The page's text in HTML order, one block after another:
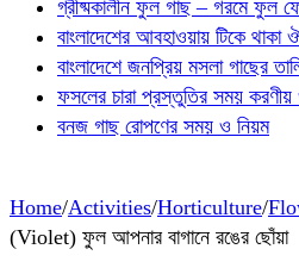
গ্রীষ্মকালীন ফুল গাছ – গরমে ফুল
বাংলাদেশের আবহাওয়ায় টিকে থাকা
বাংলাদেশে জনপ্রিয় মসলা গাছের
ফসলের চারা প্রস্তুতির সময় করণীয়
বনজ গাছ রোপণের সময় ও নিয়ম
Home/Activities/Horticulture/
(Violet) ফুল আপনার বাগানে রঙের ছোঁয়া